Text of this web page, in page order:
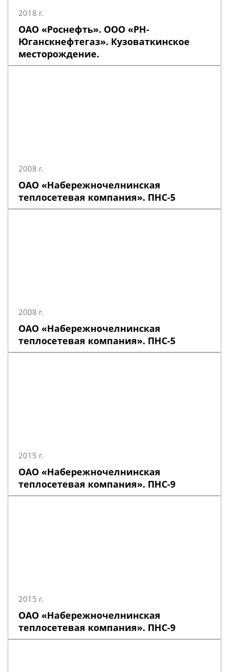
2018 г.
ОАО «Роснефть». ООО «РН-
Юганскнефтегаз». Кузоваткинское
месторождение.
2008 г.
ОАО «Набережночелнинская
теплосетевая компания». ПНС-5
2008 г.
ОАО «Набережночелнинская
теплосетевая компания». ПНС-5
2015 г.
ОАО «Набережночелнинская
теплосетевая компания». ПНС-9
2015 г.
ОАО «Набережночелнинская
теплосетевая компания». ПНС-9